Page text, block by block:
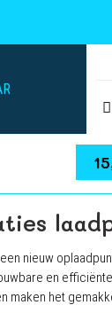
nieuw
en
maken het